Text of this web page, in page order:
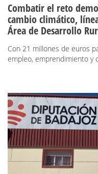
Combatir el reto
cambio climático,
Área de Desarrollo
Con 21 millones de euros
empleo, emprendimiento y